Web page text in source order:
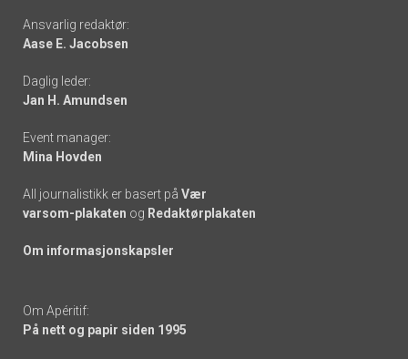
Footer
-
links
Ansvarlig redaktør:
Aase E. Jacobsen
Daglig leder:
Jan H. Amundsen
Event manager:
Mina Hovden
All journalistikk er basert på Vær
varsom-plakaten og Redaktørplakaten
Om informasjonskapsler
Om Apéritif:
På nett og papir siden 1995